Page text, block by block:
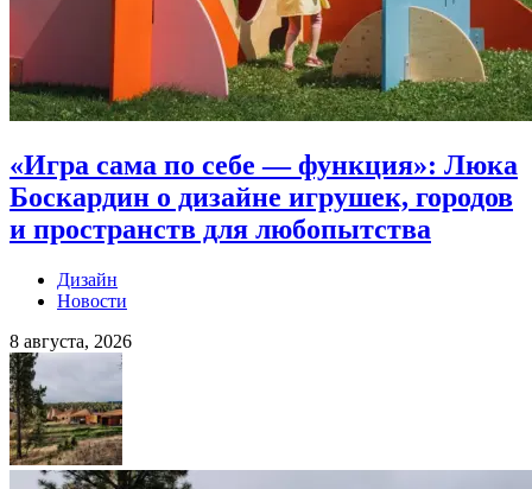
«Игра сама по себе — функция»: Люка
Боскардин о дизайне игрушек, городов
и пространств для любопытства
Дизайн
Новости
8 августа, 2026